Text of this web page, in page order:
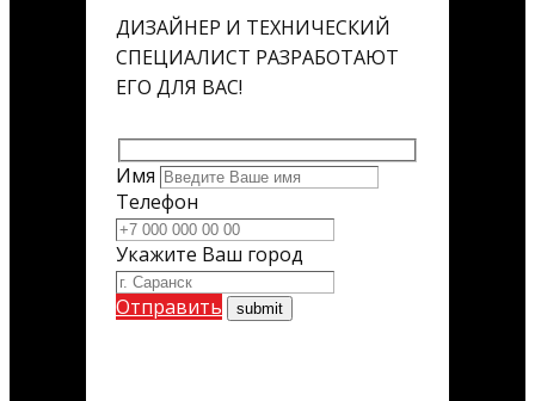
ДИЗАЙНЕР И ТЕХНИЧЕСКИЙ
СПЕЦИАЛИСТ РАЗРАБОТАЮТ
ЕГО ДЛЯ ВАС!
Имя
Телефон
Укажите Ваш город
Отправить